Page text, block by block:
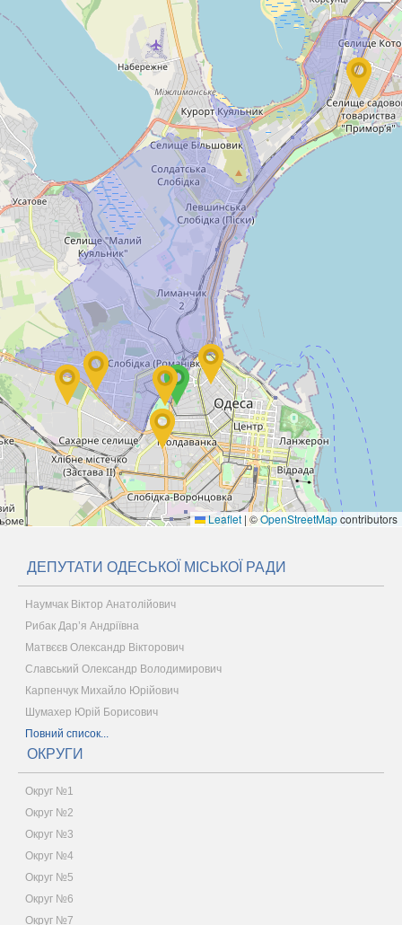
Leaflet |©OpenStreetMapcontributors
ДЕПУТАТИ ОДЕСЬКОЇ МІСЬКОЇ РАДИ
Наумчак Віктор Анатолійович
Рибак Дар’я Андріївна
Матвєєв Олександр Вікторович
Славський Олександр Володимирович
Карпенчук Михайло Юрійович
Шумахер Юрій Борисович
Повний список...
ОКРУГИ
Округ №1
Округ №2
Округ №3
Округ №4
Округ №5
Округ №6
Округ №7